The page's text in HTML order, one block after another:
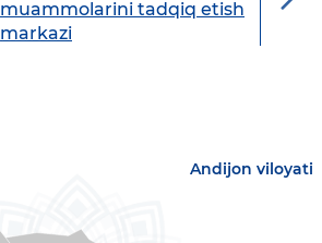
muammolarini tadqiq etish
markazi
Andijon viloyati